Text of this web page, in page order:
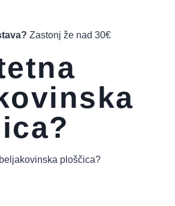
Zastonj že nad 30€
ploščica?